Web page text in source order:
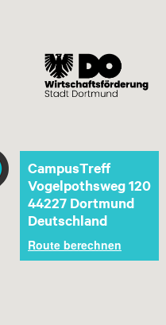
CampusTreff
Vogelpothsweg 120
44227 Dortmund
Deutschland
Route berechnen